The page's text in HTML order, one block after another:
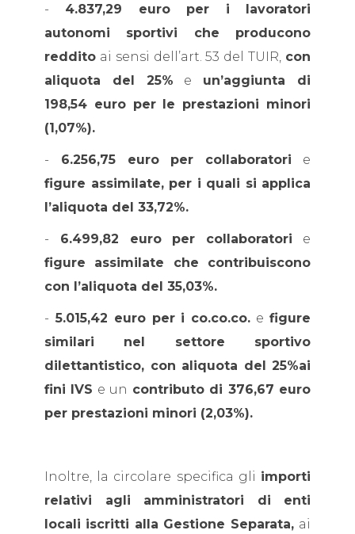
- 4.837,29 euro per i lavoratori
autonomi sportivi che producono
reddito ai sensi dell’art. 53 del TUIR, con
aliquota del 25% e un’aggiunta di
198,54 euro per le prestazioni minori
(1,07%).
- 6.256,75 euro per collaboratori e
figure assimilate, per i quali si applica
l’aliquota del 33,72%.
- 6.499,82 euro per collaboratori e
figure assimilate che contribuiscono
con l’aliquota del 35,03%.
- 5.015,42 euro per i co.co.co. efigure
similari nel settore sportivo
dilettantistico, con aliquota del 25%ai
fini IVS e un contributo di 376,67 euro
per prestazioni minori (2,03%).
Inoltre, la circolare specifica gli importi
relativi agli amministratori di enti
locali iscritti alla Gestione Separata, ai